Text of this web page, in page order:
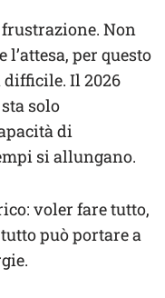
Non
per questo
difficile. Il 2026
solo
di
si allungano.
voler fare tutto,
può portare a